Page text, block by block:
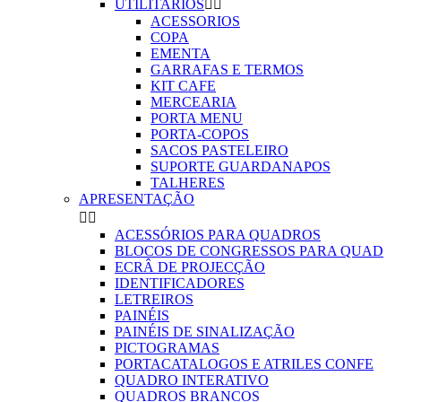
UTILITARIOS
ACESSORIOS
COPA
EMENTA
GARRAFAS E TERMOS
KIT CAFE
MERCEARIA
PORTA MENU
PORTA-COPOS
SACOS PASTELEIRO
SUPORTE GUARDANAPOS
TALHERES
APRESENTAÇÃO
 
ACESSÓRIOS PARA QUADROS
BLOCOS DE CONGRESSOS PARA QUAD
ECRÂ DE PROJECÇÃO
IDENTIFICADORES
LETREIROS
PAINÉIS
PAINÉIS DE SINALIZAÇÃO
PICTOGRAMAS
PORTACATALOGOS E ATRILES CONFE
QUADRO INTERATIVO
QUADROS BRANCOS